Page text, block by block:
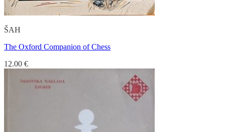
ŠAH
The Oxford Companion of Chess
12.00 €